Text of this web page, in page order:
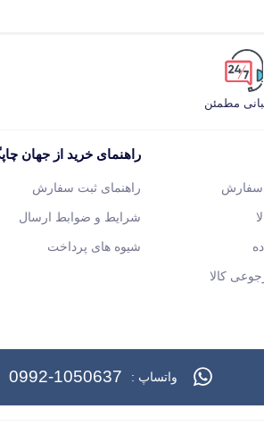
مطمئن
سفارش
کالا
راهنمای خرید از جهان
راهنمای ثبت سفارش
شرایط و ضوابط ارسال
شیوه های پرداخت
واتساپ : 0992-1050637